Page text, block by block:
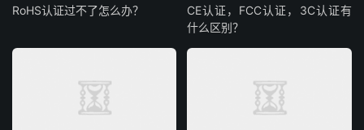
RoHS认证过不了怎么办？
CE认证，FCC认证，3C认证有
什么区别？